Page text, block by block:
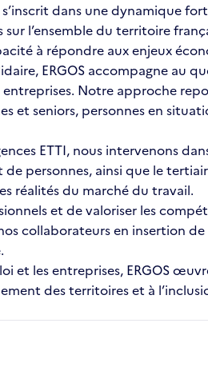
s’inscrit dans une dynamique
l’ensemble du territoire
à répondre aux enjeux
ERGOS accompagne
Notre approche
et seniors, personnes en
ETTI, nous intervenons
personnes, ainsi que le
réalités du marché du travail.
et de valoriser les
collaborateurs en insertion
et les entreprises, ERGOS
des territoires et à